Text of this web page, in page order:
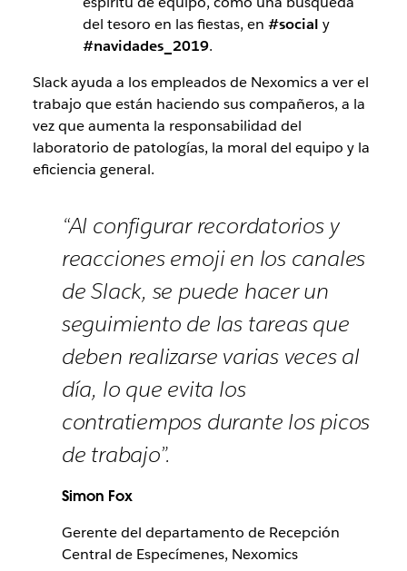
del tesoro en las fiestas, en #social y
#navidades_2019.
Slack ayuda a los empleados de Nexomics a ver el
trabajo que están haciendo sus compañeros, a la
vez que aumenta la responsabilidad del
laboratorio de patologías, la moral del equipo y la
eficiencia general.
“Al configurar recordatorios y
reacciones emoji en los canales
de Slack, se puede hacer un
seguimiento de las tareas que
deben realizarse varias veces al
día, lo que evita los
contratiempos durante los picos
de trabajo”.
Simon Fox
Gerente del departamento de Recepción
Central de Especímenes, Nexomics